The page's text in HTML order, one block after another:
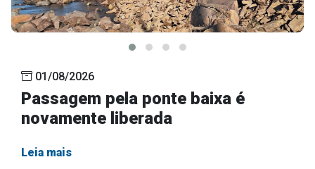
Outros
Notícias
Contato
Página Inicial
01/08/2026
Passagem pela ponte baixa é
novamente liberada
Leia mais